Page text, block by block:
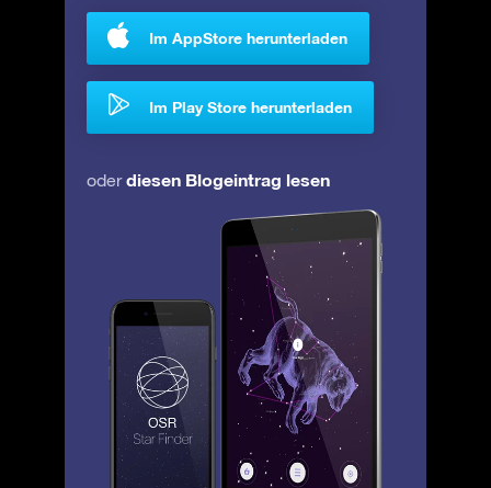
Im AppStore herunterladen
Im Play Store herunterladen
oderdiesen Blogeintrag lesen